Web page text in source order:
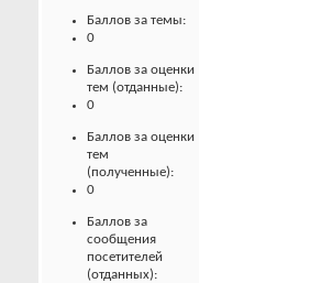
Баллов за темы:
0
Баллов за оценки
тем (отданные):
0
Баллов за оценки
тем
(полученные):
0
Баллов за
сообщения
посетителей
(отданных):